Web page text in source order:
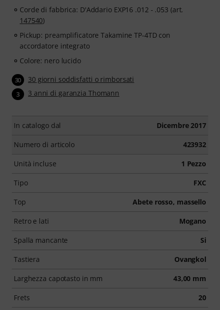
Corde di fabbrica: D'Addario EXP16 .012 - .053 (art.
147540)
Pickup: preamplificatore Takamine TP-4TD con
accordatore integrato
Colore: nero lucido
30 30 giorni soddisfatti o rimborsati
3 3 anni di garanzia Thomann
In catalogo dal Dicembre 2017
Numero di articolo 423932
Unità incluse 1 Pezzo
Tipo FXC
Top Abete rosso, massello
Retro e lati Mogano
Spalla mancante Si
Tastiera Ovangkol
Larghezza capotasto in mm 43,00 mm
Frets 20